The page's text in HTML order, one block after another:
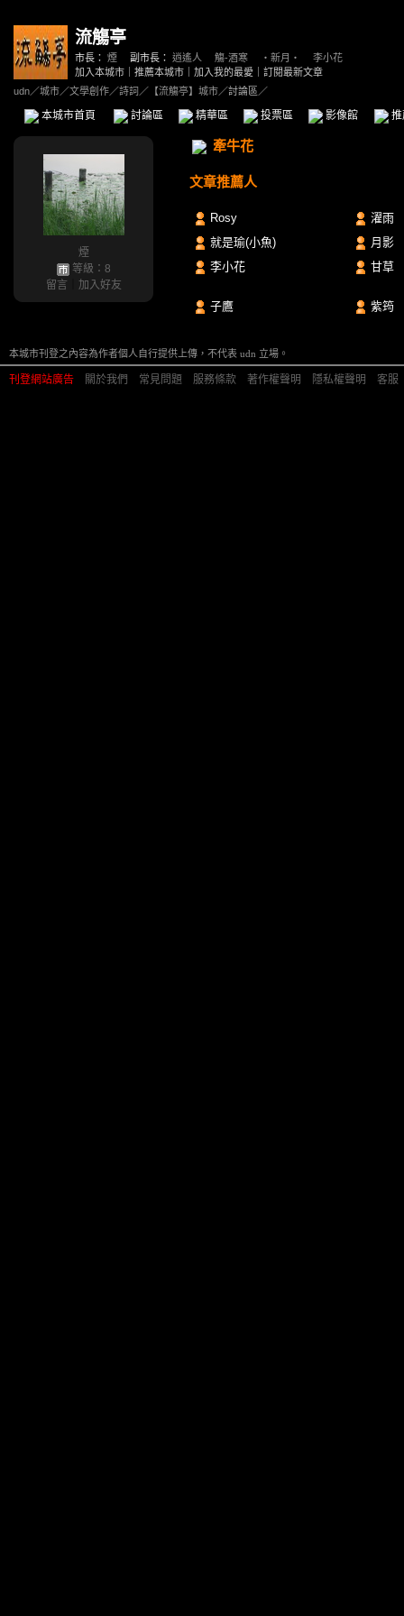
流觴亭
市長： 煙 副市長： 逍遙人 觴-酒寒 ‧新月‧
李小花
加入本城市
推薦本城市 加入我的最愛
訂閱最新文章
udn／城市／文學創作／詩詞 ／ 【流觴亭】城市／討論區／
本城市首頁 討論區 精華區 投票區 影像館
煙
等級：8
留言
加入好友
牽牛花
文章推薦人
Rosy
濯雨
就是瑜(小魚)
月影
李小花
甘草
子鷹 紫筠
本城市刊登之內容為作者個人自行提供上傳，不代表 udn 立場。
刊登網站廣告 關於我們 常見問題 服務條款 著作權聲明 隱私權聲明 客服